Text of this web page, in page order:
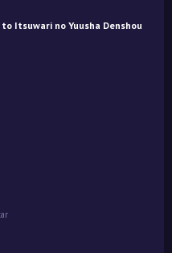
Itsuwari no Yuusha Denshou